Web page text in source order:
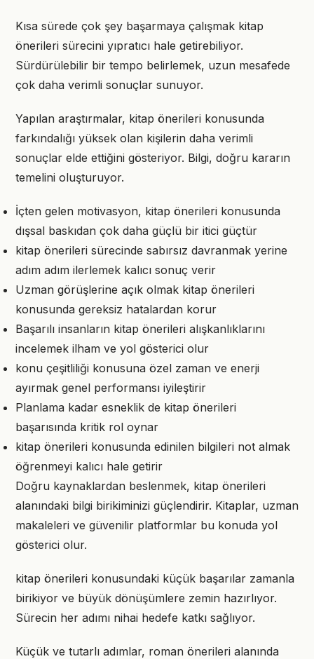
Kısa sürede çok şey başarmaya çalışmak kitap
önerileri sürecini yıpratıcı hale getirebiliyor.
Sürdürülebilir bir tempo belirlemek, uzun mesafede
çok daha verimli sonuçlar sunuyor.
Yapılan araştırmalar, kitap önerileri konusunda
farkındalığı yüksek olan kişilerin daha verimli
sonuçlar elde ettiğini gösteriyor. Bilgi, doğru kararın
temelini oluşturuyor.
İçten gelen motivasyon, kitap önerileri konusunda
dışsal baskıdan çok daha güçlü bir itici güçtür
kitap önerileri sürecinde sabırsız davranmak yerine
adım adım ilerlemek kalıcı sonuç verir
Uzman görüşlerine açık olmak kitap önerileri
konusunda gereksiz hatalardan korur
Başarılı insanların kitap önerileri alışkanlıklarını
incelemek ilham ve yol gösterici olur
konu çeşitliliği konusuna özel zaman ve enerji
ayırmak genel performansı iyileştirir
Planlama kadar esneklik de kitap önerileri
başarısında kritik rol oynar
kitap önerileri konusunda edinilen bilgileri not almak
öğrenmeyi kalıcı hale getirir
Doğru kaynaklardan beslenmek, kitap önerileri
alanındaki bilgi birikiminizi güçlendirir. Kitaplar, uzman
makaleleri ve güvenilir platformlar bu konuda yol
gösterici olur.
kitap önerileri konusundaki küçük başarılar zamanla
birikiyor ve büyük dönüşümlere zemin hazırlıyor.
Sürecin her adımı nihai hedefe katkı sağlıyor.
Küçük ve tutarlı adımlar, roman önerileri alanında